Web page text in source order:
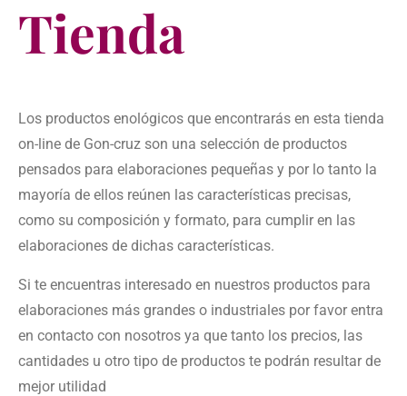
Tienda
Los productos enológicos que encontrarás en esta tienda
on-line de Gon-cruz son una selección de productos
pensados para elaboraciones pequeñas y por lo tanto la
mayoría de ellos reúnen las características precisas,
como su composición y formato, para cumplir en las
elaboraciones de dichas características.
Si te encuentras interesado en nuestros productos para
elaboraciones más grandes o industriales por favor entra
en contacto con nosotros ya que tanto los precios, las
cantidades u otro tipo de productos te podrán resultar de
mejor utilidad